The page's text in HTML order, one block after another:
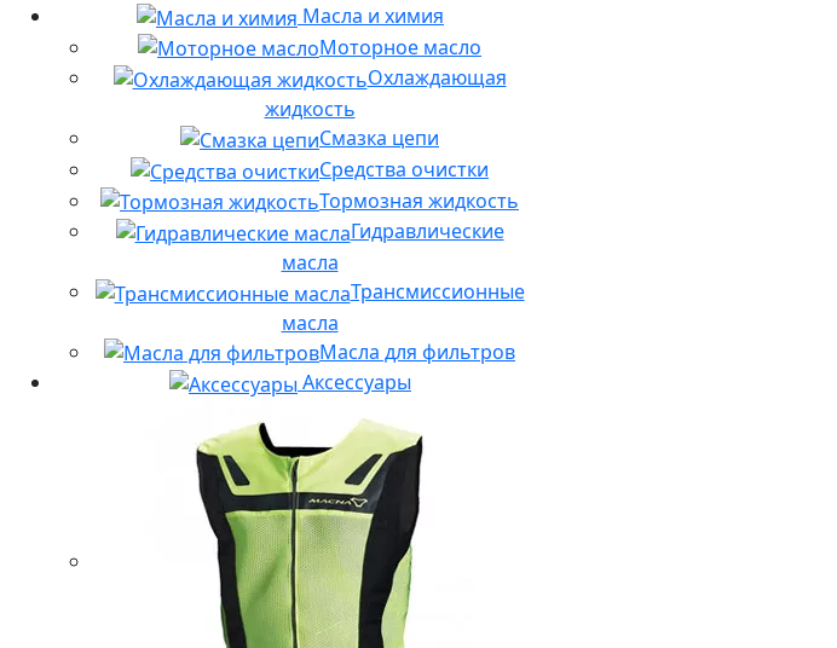
Масла и химия
Моторное масло
Охлаждающая
жидкость
Смазка цепи
Средства очистки
Тормозная жидкость
Гидравлические
масла
Трансмиссионные
масла
Масла для фильтров
Аксессуары